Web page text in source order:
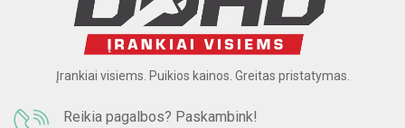
Įrankiai visiems. Puikios kainos. Greitas pristatymas.
Reikia pagalbos? Paskambink!